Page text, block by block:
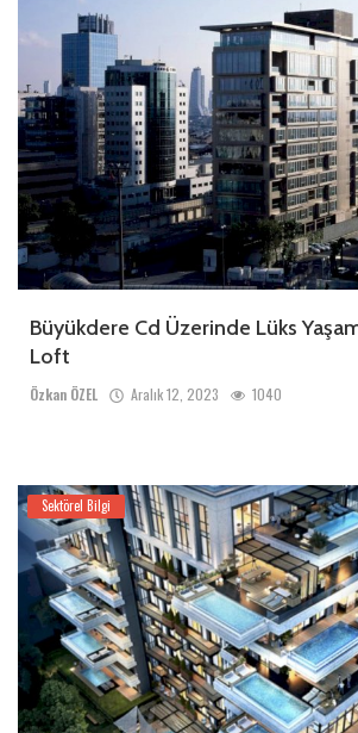
Büyükdere Cd Üzerinde Lüks
Loft
Özkan ÖZEL Aralık 12, 2023 1040
Sektörel Bilgi